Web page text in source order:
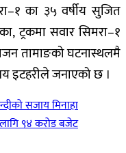
का ३५ वर्षीय सुजित
ट्रकमा सवार सिमरा–१
तामाङको घटनास्थलमै
इटहरीले जनाएको छ ।
सजाय मिनाहा
९४ करोड बजेट